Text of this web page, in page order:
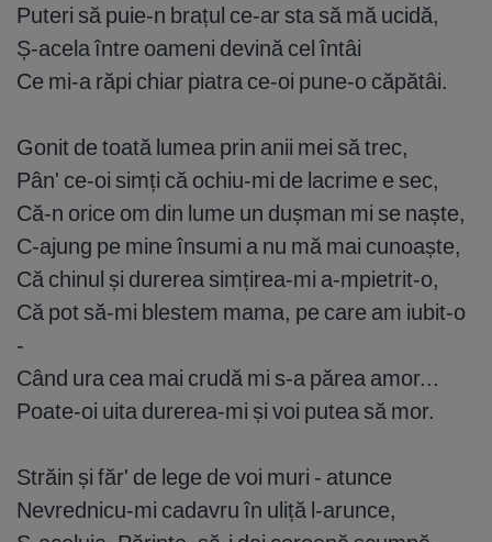
Puteri să puie-n brațul ce-ar sta să mă ucidă,
Ș-acela între oameni devină cel întâi
Ce mi-a răpi chiar piatra ce-oi pune-o căpătâi.
Gonit de toată lumea prin anii mei să trec,
Pân' ce-oi simți că ochiu-mi de lacrime e sec,
Că-n orice om din lume un dușman mi se naște,
C-ajung pe mine însumi a nu mă mai cunoaște,
Că chinul și durerea simțirea-mi a-mpietrit-o,
Că pot să-mi blestem mama, pe care am iubit-o
-
Când ura cea mai crudă mi s-a părea amor...
Poate-oi uita durerea-mi și voi putea să mor.
Străin și făr' de lege de voi muri - atunce
Nevrednicu-mi cadavru în uliță l-arunce,